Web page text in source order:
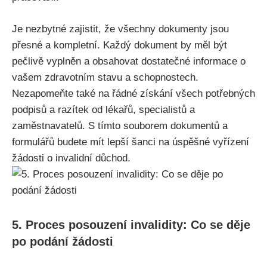
Je nezbytné zajistit, že všechny dokumenty jsou
přesné a kompletní. Každý dokument by měl být
pečlivě vyplněn a obsahovat dostatečné informace o
vašem zdravotním stavu a schopnostech.
Nezapomeňte také na řádné získání všech potřebných
podpisů a razítek od lékařů, specialistů a
zaměstnavatelů. S tímto souborem dokumentů a
formulářů budete mít lepší šanci na úspěšné vyřízení
žádosti o invalidní důchod.
5. Proces posouzení invalidity: Co se děje
po podání žádosti